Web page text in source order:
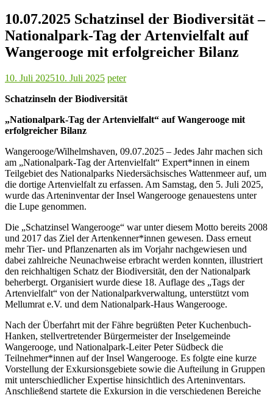
10.07.2025 Schatzinsel der Biodiversität –
Nationalpark-Tag der Artenvielfalt auf
Wangerooge mit erfolgreicher Bilanz
10. Juli 202510. Juli 2025 peter
Schatzinseln der Biodiversität
„Nationalpark-Tag der Artenvielfalt“ auf Wangerooge mit
erfolgreicher Bilanz
Wangerooge/Wilhelmshaven, 09.07.2025 – Jedes Jahr machen sich
am „Nationalpark-Tag der Artenvielfalt“ Expert*innen in einem
Teilgebiet des Nationalparks Niedersächsisches Wattenmeer auf, um
die dortige Artenvielfalt zu erfassen. Am Samstag, den 5. Juli 2025,
wurde das Arteninventar der Insel Wangerooge genauestens unter
die Lupe genommen.
Die „Schatzinsel Wangerooge“ war unter diesem Motto bereits 2008
und 2017 das Ziel der Artenkenner*innen gewesen. Dass erneut
mehr Tier- und Pflanzenarten als im Vorjahr nachgewiesen und
dabei zahlreiche Neunachweise erbracht werden konnten, illustriert
den reichhaltigen Schatz der Biodiversität, den der Nationalpark
beherbergt. Organisiert wurde diese 18. Auflage des „Tags der
Artenvielfalt“ von der Nationalparkverwaltung, unterstützt vom
Mellumrat e.V. und dem Nationalpark-Haus Wangerooge.
Nach der Überfahrt mit der Fähre begrüßten Peter Kuchenbuch-
Hanken, stellvertretender Bürgermeister der Inselgemeinde
Wangerooge, und Nationalpark-Leiter Peter Südbeck die
Teilnehmer*innen auf der Insel Wangerooge. Es folgte eine kurze
Vorstellung der Exkursionsgebiete sowie die Aufteilung in Gruppen
mit unterschiedlicher Expertise hinsichtlich des Arteninventars.
Anschließend startete die Exkursion in die verschiedenen Bereiche